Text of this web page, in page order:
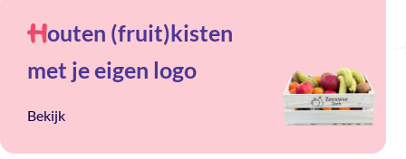
Houten (fruit)kisten
met je eigen logo
Bekijk